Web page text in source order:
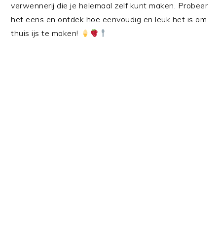
verwennerij die je helemaal zelf kunt maken. Probeer
het eens en ontdek hoe eenvoudig en leuk het is om
thuis ijs te maken!